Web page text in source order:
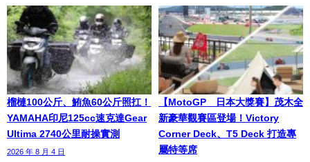
榴槤100公斤、鮪魚60公斤照扛！
YAMAHA印尼125cc速克達Gear
Ultima 2740公里耐操實測
2026 年 8 月 4 日
【MotoGP™日本大獎賽】茂木全
新豪華觀賽區登場！Victory
Corner Deck、T5 Deck 打造專
屬特等席